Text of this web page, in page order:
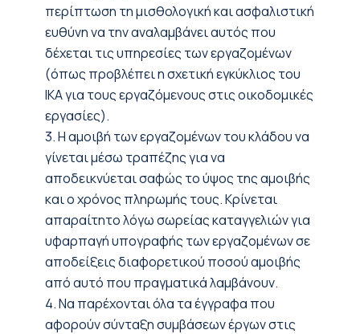
περίπτωση τη μισθολογική και ασφαλιστική
ευθύνη να την αναλαμβάνει αυτός που
δέχεται τις υπηρεσίες των εργαζομένων
(όπως προβλέπει η σχετική εγκύκλιος του
ΙΚΑ για τους εργαζόμενους στις οικοδομικές
εργασίες).
3. Η αμοιβή των εργαζομένων του κλάδου να
γίνεται μέσω τραπέζης για να
αποδεικνύεται σαφώς το ύψος της αμοιβής
και ο χρόνος πληρωμής τους. Κρίνεται
απαραίτητο λόγω σωρείας καταγγελιών για
υφαρπαγή υπογραφής των εργαζομένων σε
αποδείξεις διαφορετικού ποσού αμοιβής
από αυτό που πραγματικά λαμβάνουν.
4. Να παρέχονται όλα τα έγγραφα που
αφορούν σύνταξη συμβάσεων έργων στις